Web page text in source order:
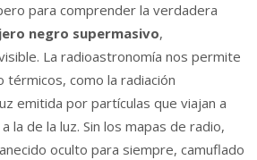
para comprender la verdadera
negro supermasivo,
La radioastronomía nos permite
como la radiación
emitida por partículas que viajan a
la de la luz. Sin los mapas de radio,
oculto para siempre, camuflado